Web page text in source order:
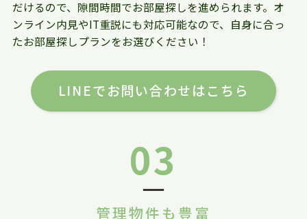
だけるので、隙間時間でお部屋探しを進められます。オ
ンライン内見やIT重説にも対応可能なので、自身に合っ
たお部屋探しプランをお選びください！
LINEでお問い合わせはこちら
03
管理物件も豊富